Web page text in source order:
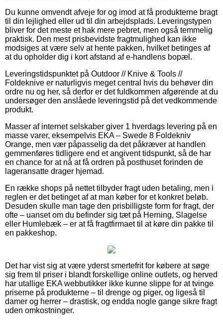
Du kunne omvendt afveje for og imod at få produkterne bragt
til din lejlighed eller ud til din arbejdsplads. Leveringstypen
bliver for det meste et hak mere pebret, men også temmelig
praktisk. Den mest prisbevidste fragtmulighed kan ikke
modsiges at være selv at hente pakken, hvilket betinges af
at du opholder dig i kort afstand af e-handlens bopæl.
Leveringstidspunktet på Outdoor // Knive & Tools //
Foldeknive er naturligvis meget central hvis du behøver din
ordre nu og her, så derfor er det fuldkommen afgørende at du
undersøger den anslåede leveringstid på det vedkommende
produkt.
Masser af internet selskaber giver 1 hverdags levering på en
masse varer, eksempelvis EKA – Swede 8 Foldekniv
Orange, men vær påpasselig da det påkræver at handlen
gemmenføres tidligere end et angivent tidspunkt, så de har
en chance for at nå at få ordren på posthuset forinden de
lageransatte drager hjemad.
En række shops på nettet tilbyder fragt uden betaling, men i
reglen er det betinget af at man køber for et konkret beløb.
Desuden skulle man tage den prisbilligste form for fragt, der
ofte – uanset om du befinder sig tæt på Herning, Slagelse
eller Humlebæk – er at få fragtfirmaet til at køre din pakke til
en pakkeshop.
Det har vist sig at være yderst smertefrit for købere at søge
sig frem til priser i blandt forskellige online outlets, og herved
har utallige EKA webbutikker ikke kunne slippe for at tvinge
priserne på produkterne – til drenge og piger, og ligeså til
damer og herrer – drastisk, og endda nogle gange sikre fragt
uden omkostninger.